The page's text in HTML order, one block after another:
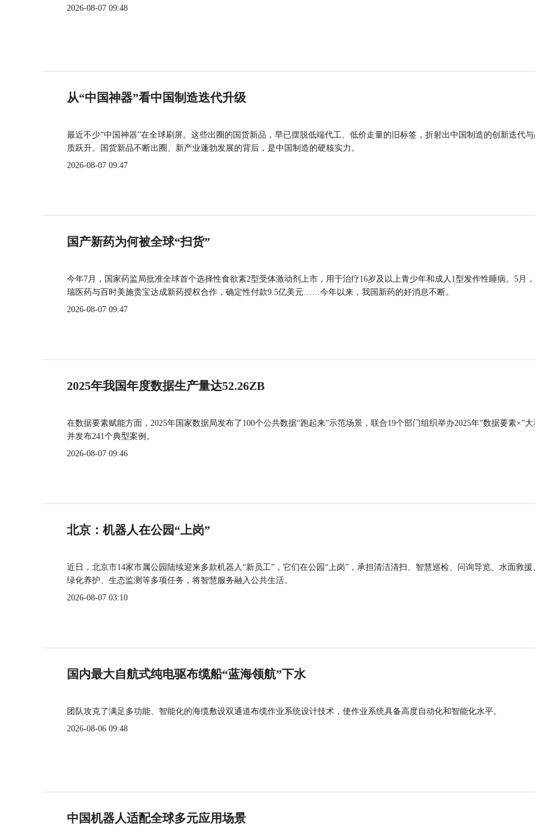
2026-08-07 09:48
从“中国神器”看中国制造迭代升级
最近不少“中国神器”在全球刷屏。这些出圈的国货新品，早已摆脱低端代工、低价走量的旧标签，折射出中国制造的创新迭代
质跃升。国货新品不断出圈、新产业蓬勃发展的背后，是中国制造的硬核实力。
2026-08-07 09:47
国产新药为何被全球“扫货”
今年7月，国家药监局批准全球首个选择性食欲素2型受体激动剂上市，用于治疗16岁及以上青少年和成人1型发作性睡病。5月
瑞医药与百时美施贵宝达成新药授权合作，确定性付款9.5亿美元……今年以来，我国新药的好消息不断。
2026-08-07 09:47
2025年我国年度数据生产量达52.26ZB
在数据要素赋能方面，2025年国家数据局发布了100个公共数据“跑起来”示范场景，联合19个部门组织举办2025年“数据要素×”大
并发布241个典型案例。
2026-08-07 09:46
北京：机器人在公园“上岗”
近日，北京市14家市属公园陆续迎来多款机器人“新员工”，它们在公园“上岗”，承担清洁清扫、智慧巡检、问询导览、水面救援
绿化养护、生态监测等多项任务，将智慧服务融入公共生活。
2026-08-07 03:10
国内最大自航式纯电驱布缆船“蓝海领航”下水
团队攻克了满足多功能、智能化的海缆敷设双通道布缆作业系统设计技术，使作业系统具备高度自动化和智能化水平。
2026-08-06 09:48
中国机器人适配全球多元应用场景